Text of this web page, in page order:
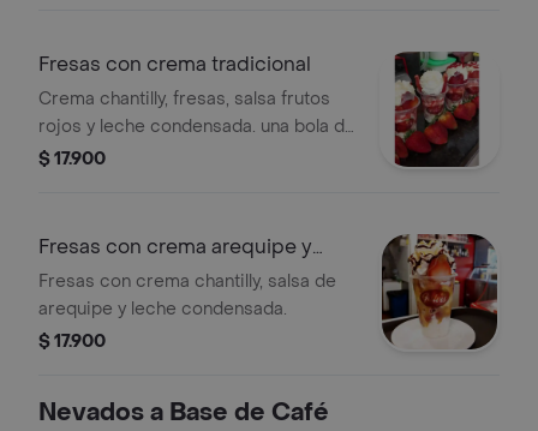
Fresas con crema tradicional
Crema chantilly, fresas, salsa frutos
rojos y leche condensada. una bola de
helado en el centro
$ 17.900
Fresas con crema arequipe y
leche con
Fresas con crema chantilly, salsa de
arequipe y leche condensada.
$ 17.900
Nevados a Base de Café